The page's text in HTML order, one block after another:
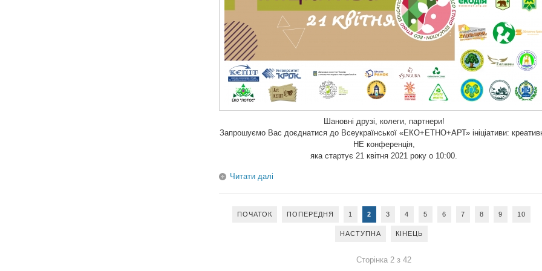
Шановні друзі, колеги, партнери!
Запрошуємо Вас доєднатися до Всеукраїнської «ЕКО+ЕТНО+AРТ» ініціативи:
НЕ конференція,
яка стартує 21 квітня 2021 року о 10:00.
Читати далі
ПОЧАТОК ПОПЕРЕДНЯ 1 2 3 4 5 6 7 8 9 10
НАСТУПНА КІНЕЦЬ
Сторінка 2 з 42